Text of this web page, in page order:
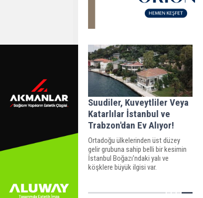
Suudiler, Kuveytliler Veya
Katarlılar İstanbul ve
Trabzon'dan Ev Alıyor!
Ortadoğu ülkelerinden üst düzey
gelir grubuna sahip belli bir kesimin
İstanbul Boğazı'ndaki yalı ve
köşklere büyük ilgisi var.